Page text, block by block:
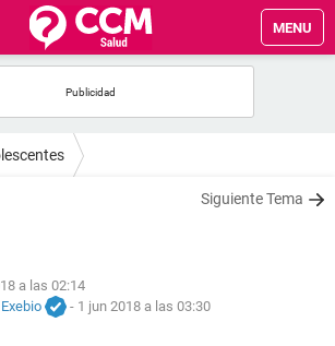
MENU
Siguiente Tema
a las 02:14
- 1 jun 2018 a las 03:30